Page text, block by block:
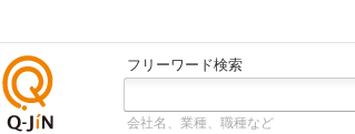
フリーワード検索
会社名、業種、職種など